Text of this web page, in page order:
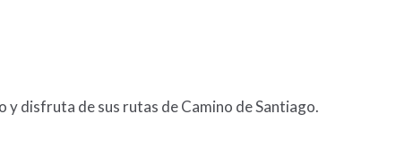
disfruta de sus rutas de Camino de Santiago.